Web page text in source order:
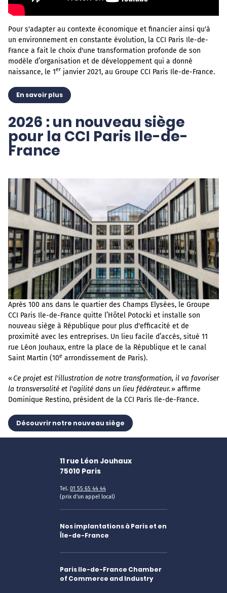
Texte
Pour s'adapter au contexte économique et financier ainsi qu'à
un environnement en constante évolution, la CCI Paris Ile-de-
France a fait le choix d'une transformation profonde de son
modèle d’organisation et de développement qui a donné
naissance, le 1er janvier 2021, au Groupe CCI Paris Ile-de-France.
En savoir plus
2026 : un nouveau siège
pour la CCI Paris Ile-de-
France
Après 100 ans dans le quartier des Champs Elysées, le Groupe
CCI Paris Ile-de-France quitte l’Hôtel Potocki et installe son
nouveau siège à République pour plus d'efficacité et de
proximité avec les entreprises. Un lieu facile d’accès, situé 11
rue Léon Jouhaux, entre la place de la République et le canal
Saint Martin (10e arrondissement de Paris).
«Ce projet est l'illustration de notre transformation, il va favoriser
la transversalité et l'agilité dans un lieu fédérateur.» affirme
Dominique Restino, président de la CCI Paris Ile-de-France.
Découvrir notre nouveau siège
11 rue Léon Jouhaux
75010 Paris
Tel. 01 55 65 44 44
(prix d'un appel local)
Nos implantations à Paris et en
Île-de-France
Paris Ile-de-France Chamber
of Commerce and Industry